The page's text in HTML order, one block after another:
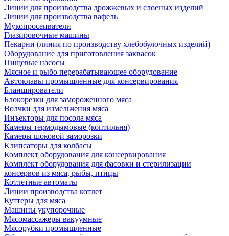
Линии для производства дрожжевых и слоеных изделий
Линии для производства вафель
Мукопросеиватели
Глазировочные машины
Пекарни (линия по производству хлебобулочных изделий)
Оборудование для приготовления заквасок
Пищевые насосы
Мясное и рыбо перерабатывающее оборудование
Автоклавы промышленные для консервирования
Бланширователи
Блокорезки для замороженного мяса
Волчки для измельчения мяса
Инъекторы для посола мяса
Камеры термодымовые (коптильня)
Камеры шоковой заморозки
Клипсаторы для колбасы
Комплект оборудования для консервирования
Комплект оборудования для фасовки и стерилизации
консервов из мяса, рыбы, птицы
Котлетные автоматы
Линии производства котлет
Куттеры для мяса
Машины укупорочные
Мясомассажеры вакуумные
Мясорубки промышленные